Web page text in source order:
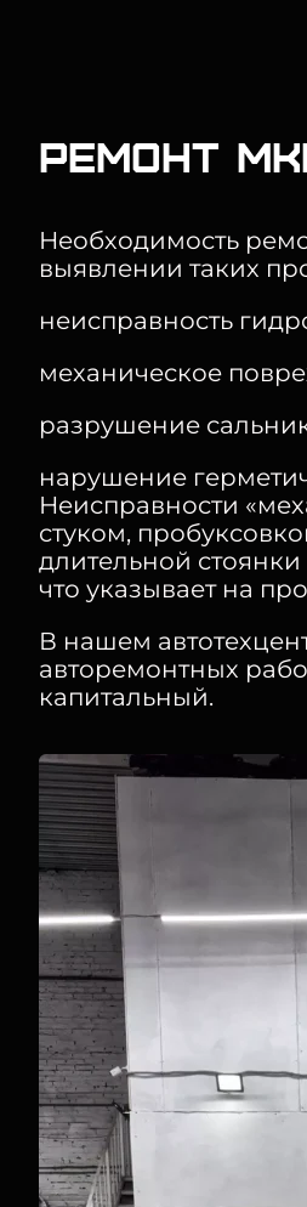
Ремонт
Необходимость
выявлении таких
неисправность
механическое
разрушение
нарушение
Неисправности
стуком,
длительной
что указывает на
В нашем
авторемонтных
капитальный.